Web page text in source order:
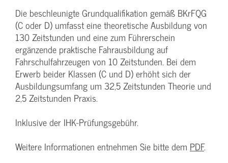
Die beschleunigte Grundqualifikation gemäß BKrFQG
(C oder D) umfasst eine theoretische Ausbildung von
130 Zeitstunden und eine zum Führerschein
ergänzende praktische Fahrausbildung auf
Fahrschulfahrzeugen von 10 Zeitstunden. Bei dem
Erwerb beider Klassen (C und D) erhöht sich der
Ausbildungsumfang um 32,5 Zeitstunden Theorie und
2,5 Zeitstunden Praxis.
Inklusive der IHK-Prüfungsgebühr.
Weitere Informationen entnehmen Sie bitte dem PDF.